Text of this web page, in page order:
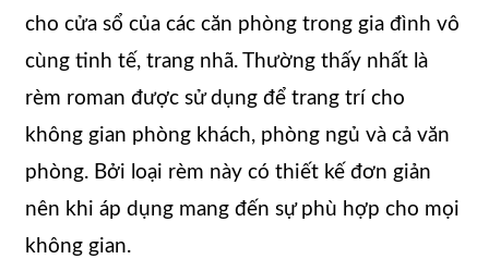
cho cửa sổ của các căn phòng trong gia đình vô
cùng tinh tế, trang nhã. Thường thấy nhất là
rèm roman được sử dụng để trang trí cho
không gian phòng khách, phòng ngủ và cả văn
phòng. Bởi loại rèm này có thiết kế đơn giản
nên khi áp dụng mang đến sự phù hợp cho mọi
không gian.